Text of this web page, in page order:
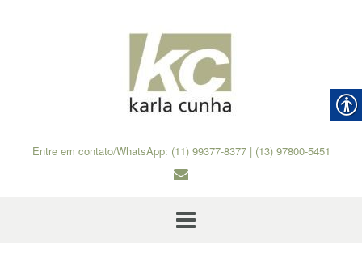
Entre em contato/WhatsApp: (11) 99377-8377 | (13) 97800-5451